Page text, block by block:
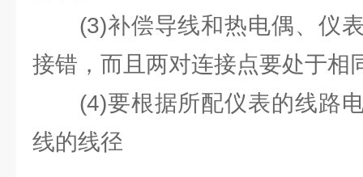
(3)补偿导线和热电偶、仪表
接错，而且两对连接点要处于相
(4)要根据所配仪表的线路电
线的线径